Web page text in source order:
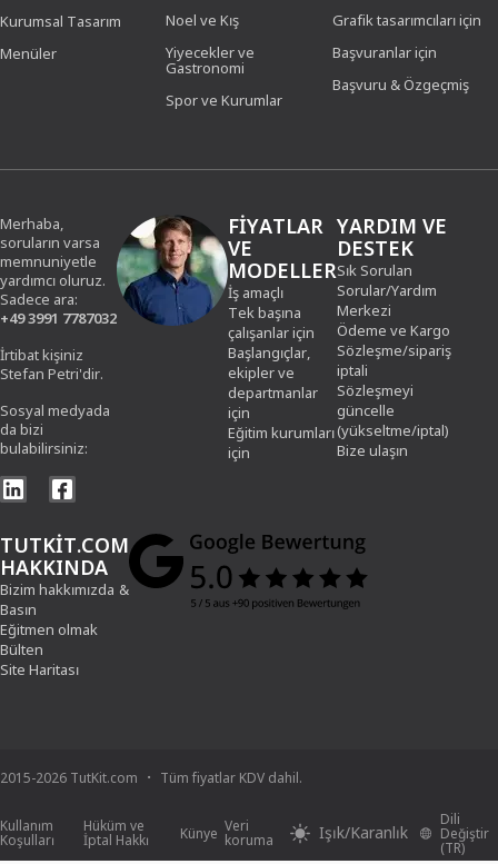
Kurumsal Tasarım
Menüler
Noel ve Kış
Yiyecekler ve
Gastronomi
Spor ve Kurumlar
Grafik tasarımcıları için
Başvuranlar için
Başvuru & Özgeçmiş
Merhaba,
soruların varsa
memnuniyetle
yardımcı oluruz.
Sadece ara:
+49 3991 7787032
İrtibat kişiniz
Stefan Petri'dir.
Sosyal medyada
da bizi
bulabilirsiniz:
FIYATLAR
VE
MODELLER
İş amaçlı
Tek başına
çalışanlar için
Başlangıçlar,
ekipler ve
departmanlar
için
Eğitim kurumları
için
YARDIM VE
DESTEK
Sık Sorulan
Sorular/Yardım
Merkezi
Ödeme ve Kargo
Sözleşme/sipariş
iptali
Sözleşmeyi
güncelle
(yükseltme/iptal)
Bize ulaşın
TUTKIT.COM
HAKKINDA
Bizim hakkımızda &
Basın
Eğitmen olmak
Bülten
Site Haritası
2015-2026 TutKit.com Tüm fiyatlar KDV dahil.
Kullanım
Koşulları
Hüküm ve
İptal Hakkı Künye Veri
koruma Işık/Karanlık
Dili
Değiştir
(TR)